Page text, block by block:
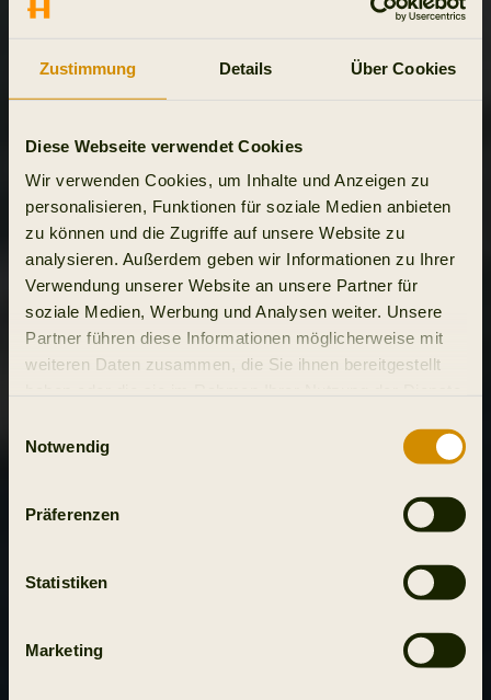
Zustimmung Details Über Cookies
Diese Webseite verwendet Cookies
Wir verwenden Cookies, um Inhalte und Anzeigen zu
personalisieren, Funktionen für soziale Medien anbieten
zu können und die Zugriffe auf unsere Website zu
analysieren. Außerdem geben wir Informationen zu Ihrer
Verwendung unserer Website an unsere Partner für
soziale Medien, Werbung und Analysen weiter. Unsere
Partner führen diese Informationen möglicherweise mit
weiteren Daten zusammen, die Sie ihnen bereitgestellt
Notwendig
Präferenzen
Statistiken
Marketing